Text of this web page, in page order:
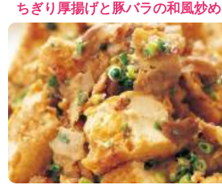
ちぎり厚揚げと豚バラの和風炒め